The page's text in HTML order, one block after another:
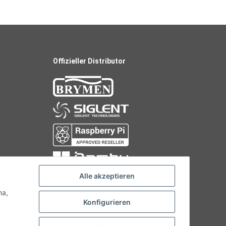
Offizieller Distributor
Alle akzeptieren
Konfigurieren